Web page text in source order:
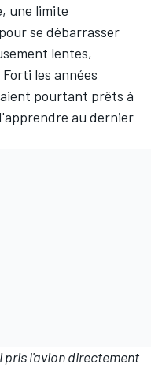
une limite
se débarrasser
lentes,
les années
pourtant prêts à
au dernier
pris l'avion directement